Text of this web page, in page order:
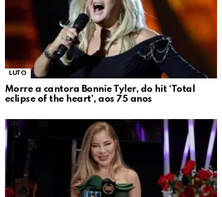
LUTO
Morre a cantora Bonnie Tyler, do hit ‘Total
eclipse of the heart’, aos 75 anos